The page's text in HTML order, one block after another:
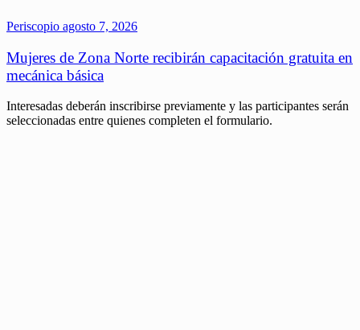
Periscopio agosto 7, 2026
Mujeres de Zona Norte recibirán capacitación gratuita en
mecánica básica
Interesadas deberán inscribirse previamente y las participantes serán
seleccionadas entre quienes completen el formulario.